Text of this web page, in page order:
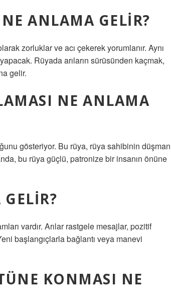
ANLAMA GELIR?
zorluklar ve acı çekerek yorumlanır. Aynı
Rüyada arıların sürüsünden kaçmak,
gelir.
NE ANLAMA
gösteriyor. Bu rüya, rüya sahibinin düşman
bu rüya güçlü, patronize bir insanın önüne
vardır. Arılar rastgele mesajlar, pozitif
başlangıçlarla bağlantı veya manevi
KONMASI NE